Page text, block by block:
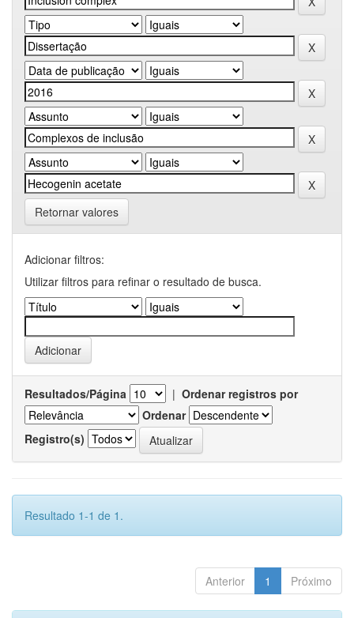
Retornar valores
Adicionar filtros:
Utilizar filtros para refinar o resultado de busca.
Resultados/Página | Ordenar registros por
Ordenar
Registro(s)
Resultado 1-1 de 1.
Anterior 1 Próximo